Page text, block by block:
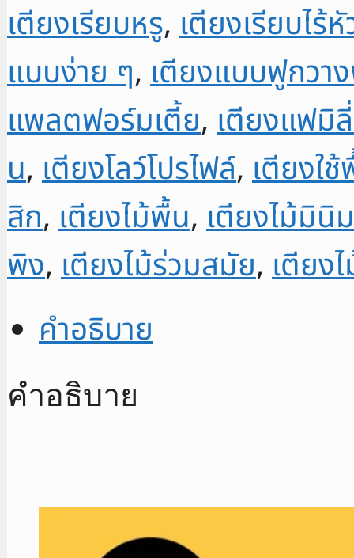
เตียงเรียบหรู, เตียงเรียบไร้หั
แบบง่าย ๆ, เตียงแบบฟูกวา
แพลตฟอร์มเตี้ย, เตียงแฟมิ
น, เตียงโลว์โปรไฟล์, เตียงใ
สิก, เตียงไม้พื้น, เตียงไม้มินิ
พิง, เตียงไม้ร่วมสมัย, เตียง
คำอธิบาย
คำอธิบาย